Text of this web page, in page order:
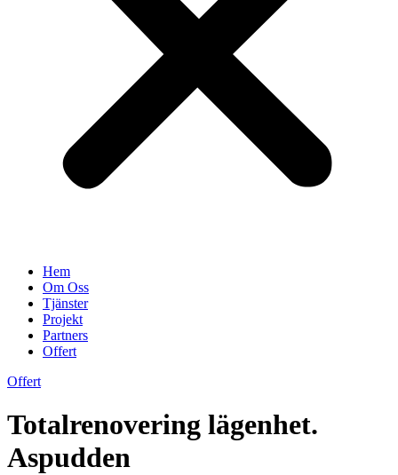
Hem
Om Oss
Tjänster
Projekt
Partners
Offert
Offert
Totalrenovering lägenhet.
Aspudden